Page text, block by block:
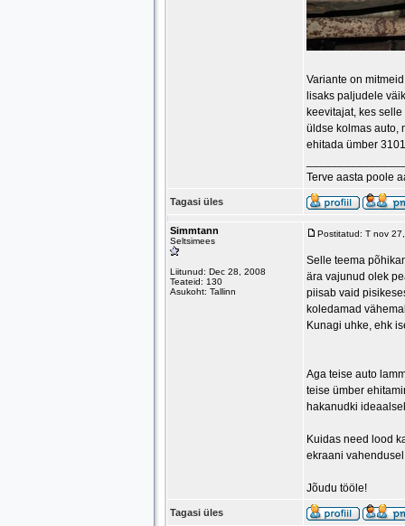
Variante on
lisaks paljudele
keevitajat, kes
üldse kolmas auto,
ehitada ümber
Terve aasta poole
Tagasi üles
Simmtann
Seltsimees
Liitunud: Dec 28, 2008
Teateid: 130
Asukoht: Tallinn
Postitatud: T nov
Selle teema
ära vajunud olek
piisab vaid
koledamad
Kunagi uhke, ehk
Aga teise auto
teise ümber
hakanudki
Kuidas need lood
ekraani
Jõudu tööle!
Tagasi üles